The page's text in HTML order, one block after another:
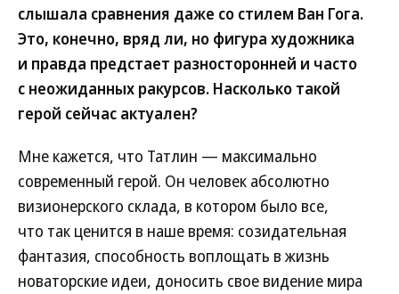
слышала сравнения даже со стилем Ван Гога.
Это, конечно, вряд ли, но фигура художника
и правда предстает разносторонней и часто
с неожиданных ракурсов. Насколько такой
герой сейчас актуален?
Мне кажется, что Татлин — максимально
современный герой. Он человек абсолютно
визионерского склада, в котором было все,
что так ценится в наше время: созидательная
фантазия, способность воплощать в жизнь
новаторские идеи, доносить свое видение мира